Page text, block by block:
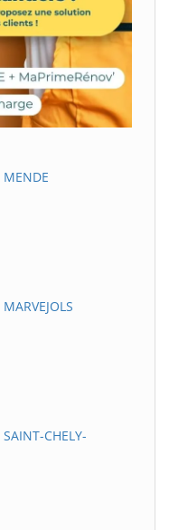
CHELY-